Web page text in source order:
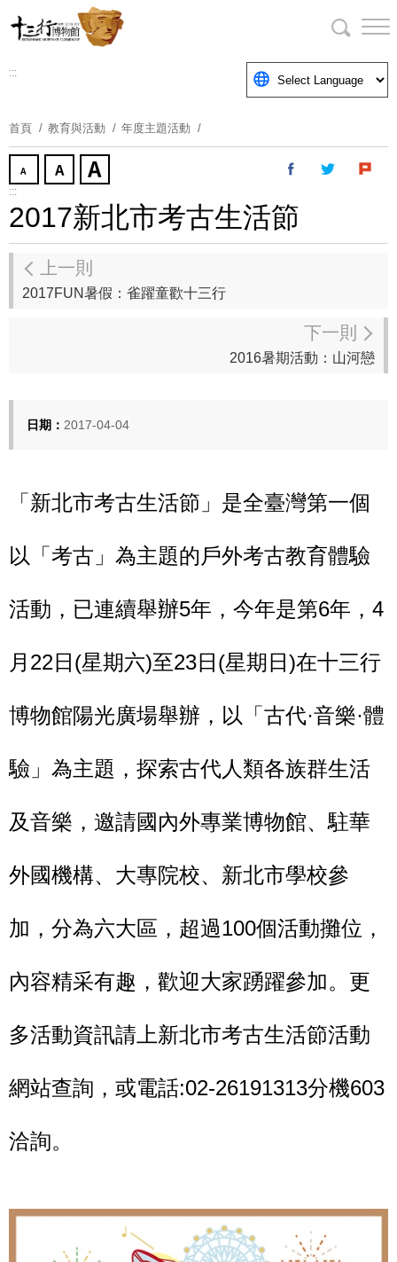
要
塊
:::
首頁 教育與活動 年度主題活動
:::
2017新北市考古生活節
上一則
2017FUN暑假：雀躍童歡十三行
下一則
2016暑期活動：山河戀
日期： 2017-04-04
「新北市考古生活節」是全臺灣第一個
以「考古」為主題的戶外考古教育體驗
活動，已連續舉辦5年，今年是第6年， 4
月 22日 (星期六)至23日 (星期日 )在十三行
博物館陽光廣場舉辦，以「古代·音樂·體
驗」為主題，探索古代人類各族群生活
及音樂，邀請國內外專業博物館、駐華
外國機構、大專院校、新北市學校參
加，分為六大區，超過100個活動攤位，
內容精采有趣，歡迎大家踴躍參加。更
多活動資訊請上新北市考古生活節活動
網站查詢，或電話:02-26191313分機603
洽詢。